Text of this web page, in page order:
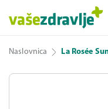
Naslovnica La Rosée